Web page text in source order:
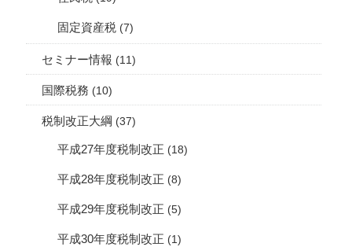
固定資産税 (7)
セミナー情報 (11)
国際税務 (10)
税制改正大綱 (37)
平成27年度税制改正 (18)
平成28年度税制改正 (8)
平成29年度税制改正 (5)
平成30年度税制改正 (1)